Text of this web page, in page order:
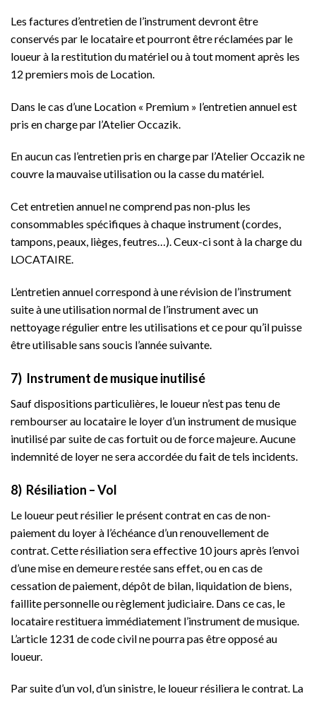
Les factures d’entretien de l’instrument devront être
conservés par le locataire et pourront être réclamées par le
loueur à la restitution du matériel ou à tout moment après les
12 premiers mois de Location.
Dans le cas d’une Location « Premium » l’entretien annuel est
pris en charge par l’Atelier Occazik.
En aucun cas l’entretien pris en charge par l’Atelier Occazik ne
couvre la mauvaise utilisation ou la casse du matériel.
Cet entretien annuel ne comprend pas non-plus les
consommables spécifiques à chaque instrument (cordes,
tampons, peaux, lièges, feutres…). Ceux-ci sont à la charge du
LOCATAIRE.
L’entretien annuel correspond à une révision de l’instrument
suite à une utilisation normal de l’instrument avec un
nettoyage régulier entre les utilisations et ce pour qu’il puisse
être utilisable sans soucis l’année suivante.
7) Instrument de musique inutilisé
Sauf dispositions particulières, le loueur n’est pas tenu de
rembourser au locataire le loyer d’un instrument de musique
inutilisé par suite de cas fortuit ou de force majeure. Aucune
indemnité de loyer ne sera accordée du fait de tels incidents.
8) Résiliation – Vol
Le loueur peut résilier le présent contrat en cas de non-
paiement du loyer à l’échéance d’un renouvellement de
contrat. Cette résiliation sera effective 10 jours après l’envoi
d’une mise en demeure restée sans effet, ou en cas de
cessation de paiement, dépôt de bilan, liquidation de biens,
faillite personnelle ou règlement judiciaire. Dans ce cas, le
locataire restituera immédiatement l’instrument de musique.
L’article 1231 de code civil ne pourra pas être opposé au
loueur.
Par suite d’un vol, d’un sinistre, le loueur résiliera le contrat. La